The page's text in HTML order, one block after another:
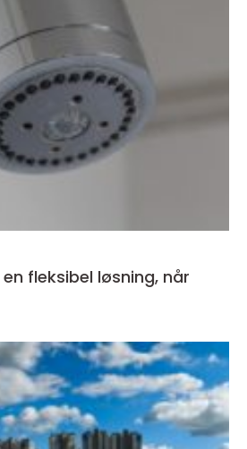
fleksibel løsning, når